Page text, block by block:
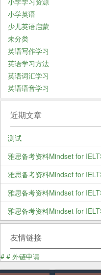
小学英语
少儿英语启蒙
未分类
英语写作学习
英语学习方法
英语词汇学习
英语语音学习
近期文章
测试
雅思备考资料Mindset for
雅思备考资料Mindset for
雅思备考资料Mindset for
雅思备考资料Mindset for
友情链接
# # 外链申请